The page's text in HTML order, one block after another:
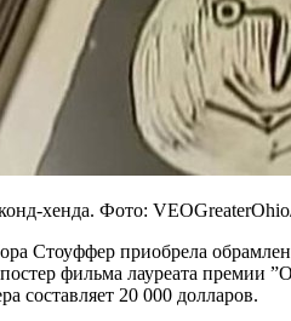
хенда. Фото:
Стоуффер приобрела
фильма лауреата премии
составляет 20 000 долларов.